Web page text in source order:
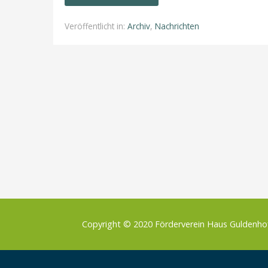
Veröffentlicht in: Archiv, Nachrichten
Copyright © 2020 Förderverein Haus